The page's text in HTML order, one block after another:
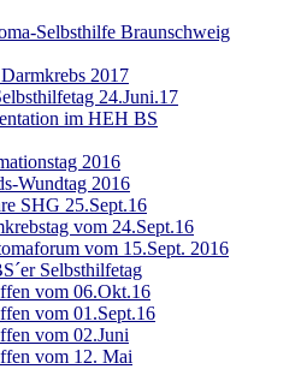
Selbsthilfe Braunschweig
2017
24.Juni.17
im HEH BS
2016
Wundtag 2016
SHG 25.Sept.16
vom 24.Sept.16
vom 15.Sept. 2016
Selbsthilfetag
vom 06.Okt.16
vom 01.Sept.16
vom 02.Juni
vom 12. Mai